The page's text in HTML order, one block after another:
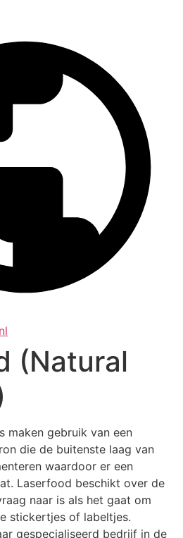
(Natural
maken gebruik van een
die de buitenste laag van
waardoor er een
Laserfood beschikt over de
naar is als het gaat om
stickertjes of labeltjes.
gespecialiseerd bedrijf in de